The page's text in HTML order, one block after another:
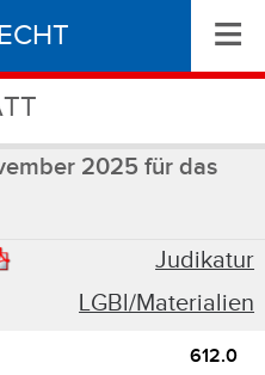
≡
2025 für das
Judikatur
LGBl/Materialien